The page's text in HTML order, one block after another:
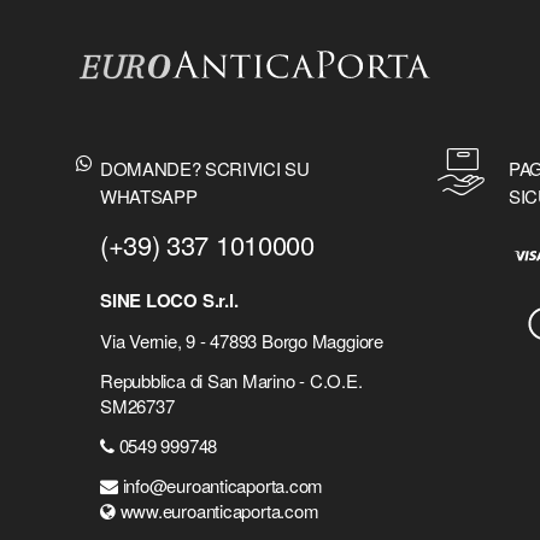
DOMANDE? SCRIVICI SU
WHATSAPP
(+39) 337 1010000
SINE LOCO S.r.l.
Via Vernie, 9 - 47893 Borgo Maggiore
Repubblica di San Marino - C.O.E.
SM26737
0549 999748
info@euroanticaporta.com
www.euroanticaporta.com